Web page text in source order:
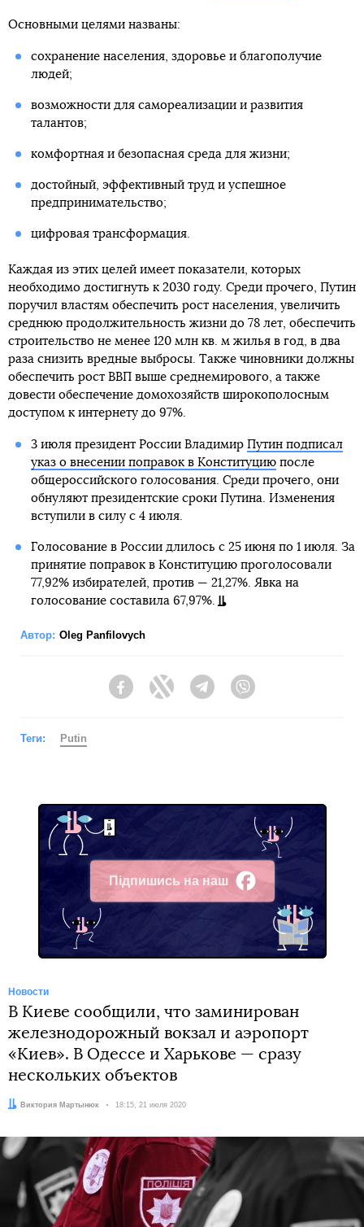
Основными целями названы:
сохранение населения, здоровье и благополучие
людей;
возможности для самореализации и развития
талантов;
комфортная и безопасная среда для жизни;
достойный, эффективный труд и успешное
предпринимательство;
цифровая трансформация.
Каждая из этих целей имеет показатели, которых
необходимо достигнуть к 2030 году. Среди прочего, Путин
поручил властям обеспечить рост населения, увеличить
среднюю продолжительность жизни до 78 лет, обеспечить
строительство не менее 120 млн кв. м жилья в год, в два
раза снизить вредные выбросы. Также чиновники должны
обеспечить рост ВВП выше среднемирового, а также
довести обеспечение домохозяйств широкополосным
доступом к интернету до 97%.
3 июля президент России Владимир Путин подписал
указ о внесении поправок в Конституциюпосле
общероссийского голосования. Среди прочего, они
обнуляют президентские сроки Путина. Изменения
вступили в силу с 4 июля.
Голосование в России длилось с 25 июня по 1 июля. За
принятие поправок в Конституцию проголосовали
77,92% избирателей, против — 21,27%. Явка на
голосование составила 67,97%.
Автор: Oleg Panfilovych
FacebookTwitter Telegram
Теги: Putin
Підпишись на наш
Facebook
Новости
В Киеве сообщили, что заминирован
железнодорожный вокзал и аэропорт
«Киев». В Одессе и Харькове — сразу
нескольких объектов
Автор:Виктория Мартынюк Дата:
18:15, 21 июля 2020